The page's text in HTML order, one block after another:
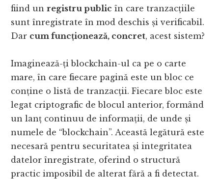
fiind unregistru public în care tranzacțiile
sunt înregistrate în mod deschis și verificabil.
Dar cum funcționează, concret, acest sistem?
Imaginează-ți blockchain-ul ca pe o carte
mare, în care fiecare pagină este un bloc ce
conține o listă de tranzacții. Fiecare bloc este
legat criptografic de blocul anterior, formând
un lanț continuu de informații, de unde și
numele de “blockchain”. Această legătură este
necesară pentru securitatea și integritatea
datelor înregistrate, oferind o structură
practic imposibil de alterat fără a fi detectat.